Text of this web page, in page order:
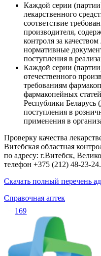
Каждой серии
лекарственного
соответствие
производителя,
контроля за
нормативные
поступления в
Каждой серии
отечественного
требованиям
фармакопейных
Республики Беларусь
поступления в
применения в
Проверку качества
Витебская областная
по адресу: г.Витебск,
телефон +375 (212) 48-23-24.
Скачать полный перечень
Справочная аптек
169